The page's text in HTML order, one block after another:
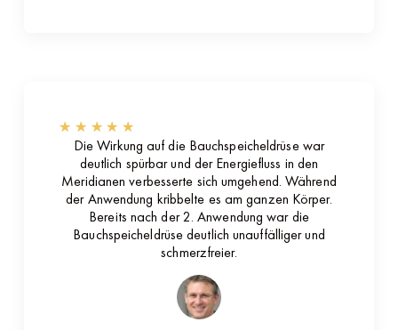
★ ★ ★ ★ ★
Die Wirkung auf die Bauchspeicheldrüse war
deutlich spürbar und der Energiefluss in den
Meridianen verbesserte sich umgehend. Während
der Anwendung kribbelte es am ganzen Körper.
Bereits nach der 2. Anwendung war die
Bauchspeicheldrüse deutlich unauffälliger und
schmerzfreier.